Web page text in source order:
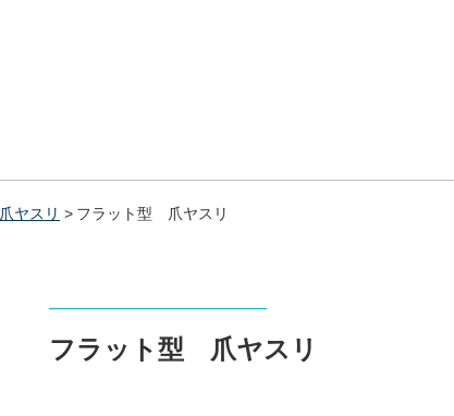
爪ヤスリ フラット型 爪ヤスリ
フラット型 爪ヤスリ